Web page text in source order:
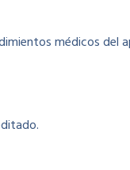
médicos del